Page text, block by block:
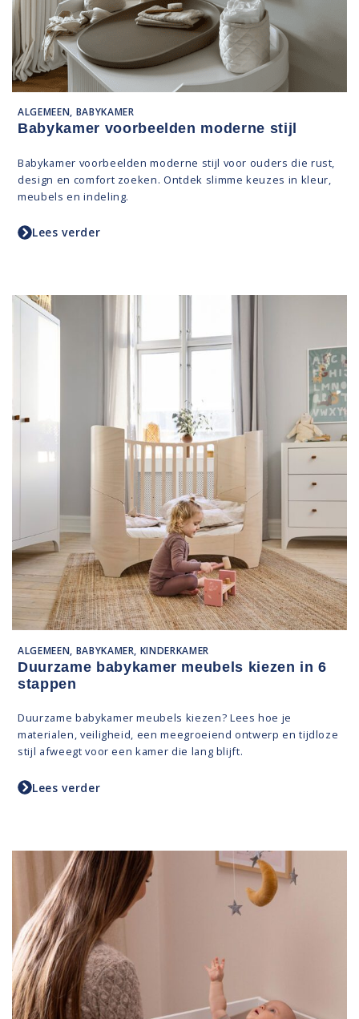
ALGEMEEN, BABYKAMER
Babykamer voorbeelden moderne stijl
Babykamer voorbeelden moderne stijl voor ouders die rust,
design en comfort zoeken. Ontdek slimme keuzes in kleur,
meubels en indeling.
Lees verder
ALGEMEEN, BABYKAMER, KINDERKAMER
Duurzame babykamer meubels kiezen in 6
stappen
Duurzame babykamer meubels kiezen? Lees hoe je
materialen, veiligheid, een meegroeiend ontwerp en tijdloze
stijl afweegt voor een kamer die lang blijft.
Lees verder